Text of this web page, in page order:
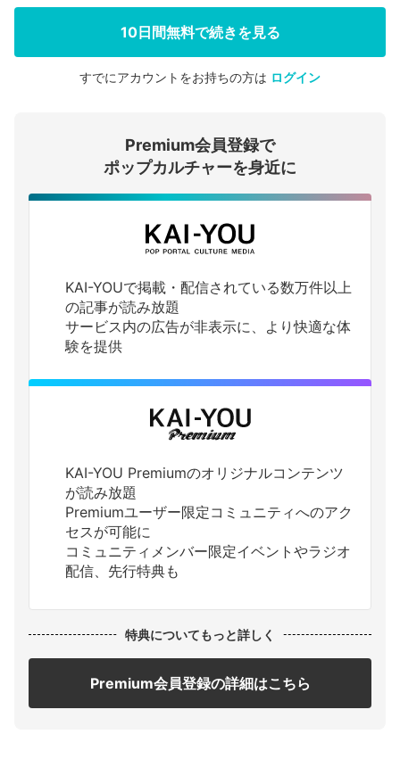
会員登録する
ログインする
10日間無料で続きを見る
すでにアカウントをお持ちの方は ログイン
Premium会員登録で
ポップカルチャーを身近に
KAI-YOUで掲載・配信されている数万件以上
の記事が読み放題
サービス内の広告が非表示に、より快適な体
験を提供
KAI-YOU Premiumのオリジナルコンテンツ
が読み放題
Premiumユーザー限定コミュニティへのアク
セスが可能に
コミュニティメンバー限定イベントやラジオ
配信、先行特典も
特典についてもっと詳しく
Premium会員登録の詳細はこちら